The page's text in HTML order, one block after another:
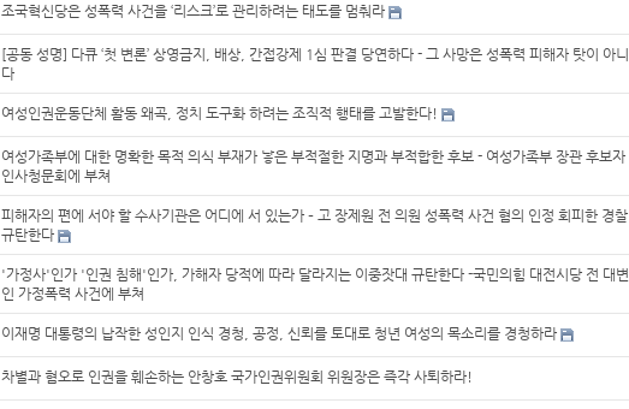
조국혁신당은 성폭력 사건을 ‘리스크’로 관리하려는 태도를 멈춰라
[공동 성명] 다큐 ‘첫 변론’ 상영금지, 배상, 간접강제 1심 판결 당연하다 - 그 사망은 성폭력 피해자 탓이 아니
다
여성인권운동단체 활동 왜곡, 정치 도구화 하려는 조직적 행태를 고발한다!
여성가족부에 대한 명확한 목적 의식 부재가 낳은 부적절한 지명과 부적합한 후보 - 여성가족부 장관 후보자
인사청문회에 부쳐
피해자의 편에 서야 할 수사기관은 어디에 서 있는가 – 고 장제원 전 의원 성폭력 사건 혐의 인정 회피한 경찰
규탄한다
'가정사'인가 '인권 침해'인가, 가해자 당적에 따라 달라지는 이중잣대 규탄한다 -국민의힘 대전시당 전 대변
인 가정폭력 사건에 부쳐
이재명 대통령의 납작한 성인지 인식 경청, 공정, 신뢰를 토대로 청년 여성의 목소리를 경청하라
차별과 혐오로 인권을 훼손하는 안창호 국가인권위원회 위원장은 즉각 사퇴하라!